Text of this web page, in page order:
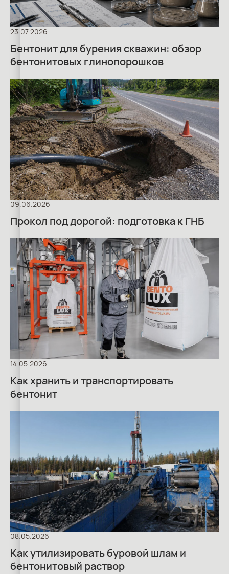
23.07.2026
Бентонит для бурения скважин: обзор
бентонитовых глинопорошков
09.06.2026
Прокол под дорогой: подготовка к ГНБ
14.05.2026
Как хранить и транспортировать
бентонит
08.05.2026
Как утилизировать буровой шлам и
бентонитовый раствор